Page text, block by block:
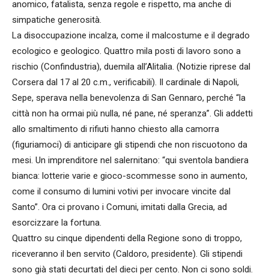
anomico, fatalista, senza regole e rispetto, ma anche di
simpatiche generosità.
La disoccupazione incalza, come il malcostume e il degrado
ecologico e geologico. Quattro mila posti di lavoro sono a
rischio (Confindustria), duemila all’Alitalia. (Notizie riprese dal
Corsera dal 17 al 20 c.m., verificabili). Il cardinale di Napoli,
Sepe, sperava nella benevolenza di San Gennaro, perché “la
città non ha ormai più nulla, né pane, né speranza”. Gli addetti
allo smaltimento di rifiuti hanno chiesto alla camorra
(figuriamoci) di anticipare gli stipendi che non riscuotono da
mesi. Un imprenditore nel salernitano: “qui sventola bandiera
bianca: lotterie varie e gioco-scommesse sono in aumento,
come il consumo di lumini votivi per invocare vincite dal
Santo”. Ora ci provano i Comuni, imitati dalla Grecia, ad
esorcizzare la fortuna.
Quattro su cinque dipendenti della Regione sono di troppo,
riceveranno il ben servito (Caldoro, presidente). Gli stipendi
sono già stati decurtati del dieci per cento. Non ci sono soldi.